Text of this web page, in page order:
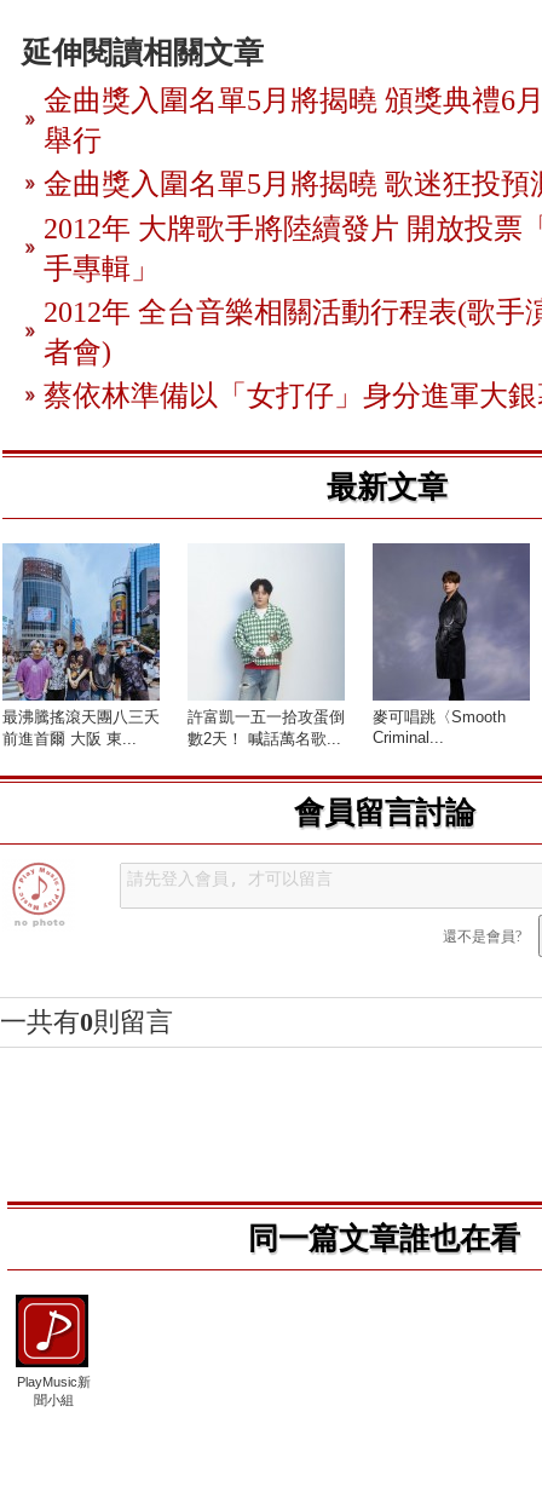
延伸閱讀相關文章
金曲獎入圍名單5月將揭曉 頒獎典禮6
舉行
金曲獎入圍名單5月將揭曉 歌迷狂投預
2012年 大牌歌手將陸續發片 開放投票
手專輯」
2012年 全台音樂相關活動行程表(歌手
者會)
蔡依林準備以「女打仔」身分進軍大
最新文章
最沸騰搖滾天團八三夭
前進首爾 大阪 東...
許富凱一五一拾攻蛋倒
數2天！ 喊話萬名歌...
麥可唱跳〈Smooth
Criminal...
會員留言討論
還不是會員?
一共有0則留言
同一篇文章誰也在看
PlayMusic新
聞小組